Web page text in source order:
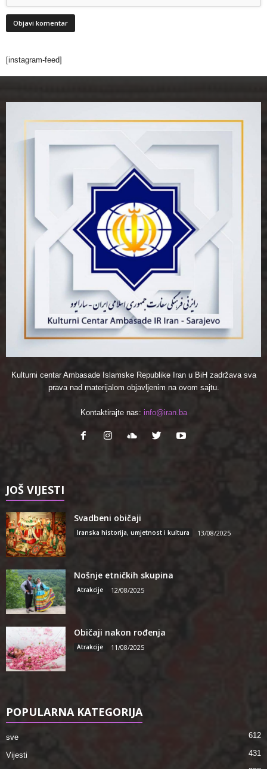
[instagram-feed]
Kulturni centar Ambasade Islamske Republike Iran u BiH zadržava sva
prava nad materijalom objavljenim na ovom sajtu.
Kontaktirajte nas: info@iran.ba
JOŠ VIJESTI
Svadbeni običaji
Iranska historija, umjetnost i kultura 13/08/2025
Nošnje etničkih skupina
Atrakcije 12/08/2025
Običaji nakon rođenja
Atrakcije 11/08/2025
POPULARNA KATEGORIJA
sve 612
Vijesti 431